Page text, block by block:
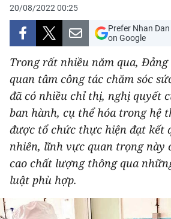
KINH TẾ
VĂN HÓA
XÃ HỘI
PHÁP LUẬT
DU LỊCH
THẾ GIỚI
THỂ THAO
GIÁO DỤC
20/08/2022 00:25
Prefer Nhan Dan
on Google
Trong rất nhiều năm qua,
quan tâm công tác chăm sóc
đã có nhiều chỉ thị, nghị quyết
ban hành, cụ thể hóa trong hệ
được tổ chức thực hiện đạt kết
nhiên, lĩnh vực quan trọng này
cao chất lượng thông qua
luật phù hợp.